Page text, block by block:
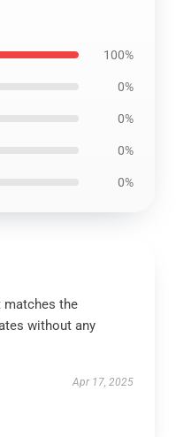
100%
0%
0%
0%
0%
the
without any
Apr 17, 2025